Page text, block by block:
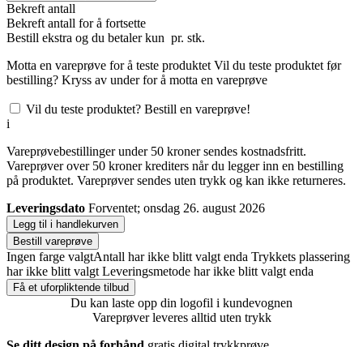
Bekreft antall
Bekreft antall for å fortsette
Bestill ekstra og du betaler kun pr. stk.
Motta en vareprøve for å teste produktet Vil du teste produktet før
bestilling? Kryss av under for å motta en vareprøve
Vil du teste produktet? Bestill en vareprøve!
i
Vareprøvebestillinger under 50 kroner sendes kostnadsfritt.
Vareprøver over 50 kroner krediters når du legger inn en bestilling
på produktet. Vareprøver sendes uten trykk og kan ikke returneres.
Leveringsdato Forventet; onsdag 26. august 2026
Legg til i handlekurven
Bestill vareprøve
Ingen farge valgtAntall har ikke blitt valgt enda Trykkets plassering
har ikke blitt valgt Leveringsmetode har ikke blitt valgt enda
Få et uforpliktende tilbud
Du kan laste opp din logofil i kundevognen
Vareprøver leveres alltid uten trykk